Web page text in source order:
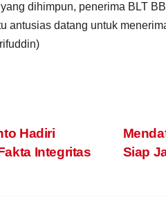
dihimpun, penerima BLT
antusias datang untuk
Siap
Hadiri
Integritas